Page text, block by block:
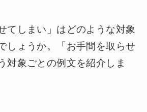
てしまい」はどのような対象
しょうか。「お手間を取らせ
対象ごとの例文を紹介しま